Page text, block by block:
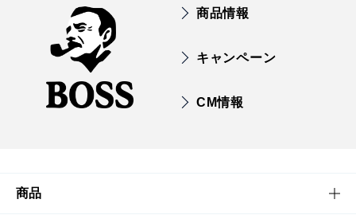
商品情報
キャンペーン
CM情報
商品